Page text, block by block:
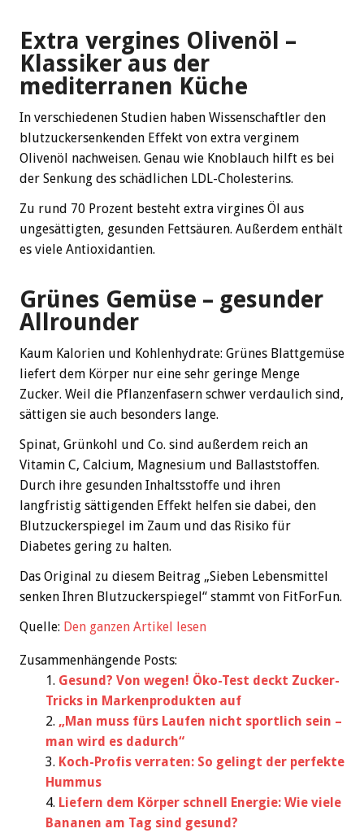
Extra vergines Olivenöl –
Klassiker aus der
mediterranen Küche
In verschiedenen Studien haben Wissenschaftler den
blutzuckersenkenden Effekt von extra verginem
Olivenöl nachweisen. Genau wie Knoblauch hilft es bei
der Senkung des schädlichen LDL-Cholesterins.
Zu rund 70 Prozent besteht extra virgines Öl aus
ungesättigten, gesunden Fettsäuren. Außerdem enthält
es viele Antioxidantien.
Grünes Gemüse – gesunder
Allrounder
Kaum Kalorien und Kohlenhydrate: Grünes Blattgemüse
liefert dem Körper nur eine sehr geringe Menge
Zucker. Weil die Pflanzenfasern schwer verdaulich sind,
sättigen sie auch besonders lange.
Spinat, Grünkohl und Co. sind außerdem reich an
Vitamin C, Calcium, Magnesium und Ballaststoffen.
Durch ihre gesunden Inhaltsstoffe und ihren
langfristig sättigenden Effekt helfen sie dabei, den
Blutzuckerspiegel im Zaum und das Risiko für
Diabetes gering zu halten.
Das Original zu diesem Beitrag „Sieben Lebensmittel
senken Ihren Blutzuckerspiegel“ stammt von FitForFun.
Quelle: Den ganzen Artikel lesen
Zusammenhängende Posts:
Gesund? Von wegen! Öko-Test deckt Zucker-
Tricks in Markenprodukten auf
„Man muss fürs Laufen nicht sportlich sein –
man wird es dadurch“
Koch-Profis verraten: So gelingt der perfekte
Hummus
Liefern dem Körper schnell Energie: Wie viele
Bananen am Tag sind gesund?